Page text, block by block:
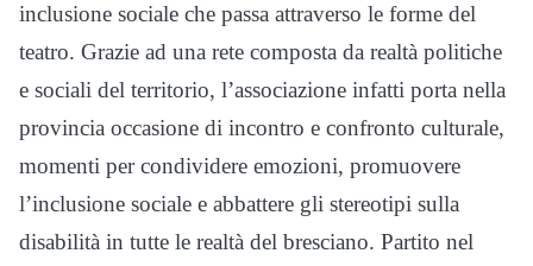
inclusione sociale che passa attraverso le forme del
teatro. Grazie ad una rete composta da realtà politiche
e sociali del territorio, l’associazione infatti porta nella
provincia occasione di incontro e confronto culturale,
momenti per condividere emozioni, promuovere
l’inclusione sociale e abbattere gli stereotipi sulla
disabilità in tutte le realtà del bresciano. Partito nel